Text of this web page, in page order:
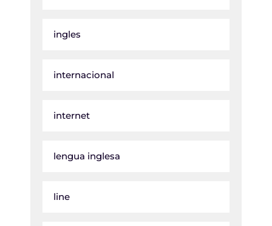
ingles
internacional
internet
lengua inglesa
line